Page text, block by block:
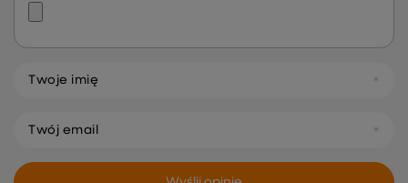
Twoje imię
Twój email